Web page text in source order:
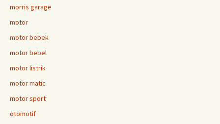
morris garage
motor
motor bebek
motor bebel
motor listrik
motor matic
motor sport
otomotif